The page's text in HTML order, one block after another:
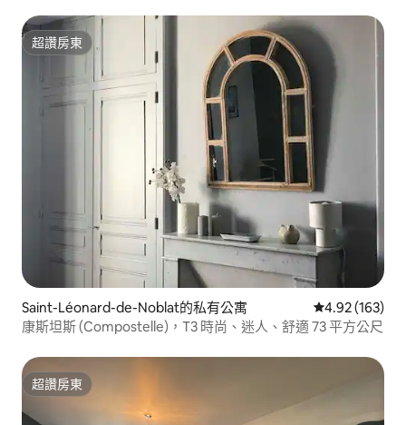
超讚房東
超讚房東
Saint-Léonard-de-Noblat的私有公寓 從 163 則評價
4.92 (163)
康斯坦斯 (Compostelle)，T3 時尚、迷人、舒適 73 平方公尺
超讚房東
超讚房東